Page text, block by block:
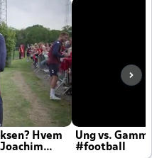
Hvem
Ung vs.
#football